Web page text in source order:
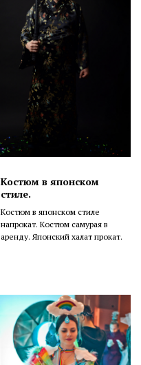
Костюм в японском
стиле.
Костюм в японском стиле
напрокат. Костюм самурая в
аренду. Японский халат прокат.